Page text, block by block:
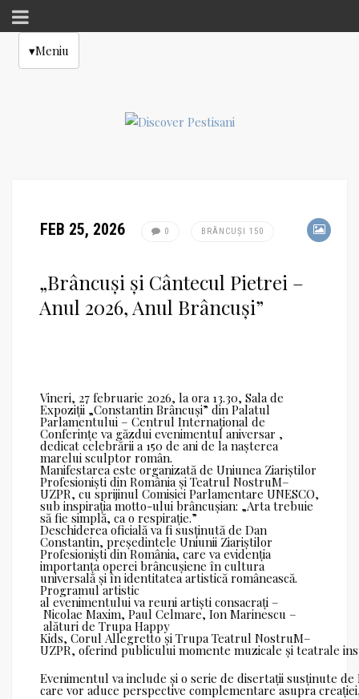
▾Meniu
FEB 25, 2026 0 BRÂNCUȘI 150
„Brâncuși și Cântecul Pietrei –
Anul 2026, Anul Brâncuși”
Vineri, 27 februarie 2026, la ora 13.30, Sala de
Expoziții „Constantin Brâncuși” din Palatul
Parlamentului – Centrul Internațional de
Conferințe va găzdui evenimentul aniversar ,
dedicat celebrării a 150 de ani de la nașterea
marelui sculptor român.
Manifestarea este organizată de Uniunea Ziariștilor
Profesioniști din România și Teatrul NostruM–
UZPR, cu sprijinul Comisiei Parlamentare UNESCO,
sub inspirația motto-ului brâncușian: „Arta trebuie
să fie simplă, ca o respirație.”
Deschiderea oficială va fi susținută de Dan
Constantin, președintele Uniunii Ziariștilor
Profesioniști din România, care va evidenția
importanța operei brâncușiene în cultura
universală și în identitatea artistică românească.
Programul artistic
al evenimentului va reuni artiști consacrați –
Nicolae Maxim, Paul Celmare, Ion Marinescu –
alături de Trupa Happy
Kids, Corul Allegretto și Trupa Teatrul NostruM–
UZPR, oferind publicului momente muzicale și teatrale
Evenimentul va include și o serie de disertații susținute
care vor aduce perspective complementare asupra